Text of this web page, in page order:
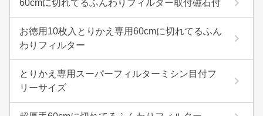
60cmに切れてるふんわりフィルター取付磁石付
お徳用10枚入とりかえ専用60cmに切れてるふん
わりフィルター
とりかえ専用スーパーフィルターミシン目付フ
リーサイズ